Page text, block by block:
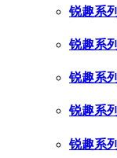
锐趣系
锐趣系
锐趣系
锐趣系
锐趣系